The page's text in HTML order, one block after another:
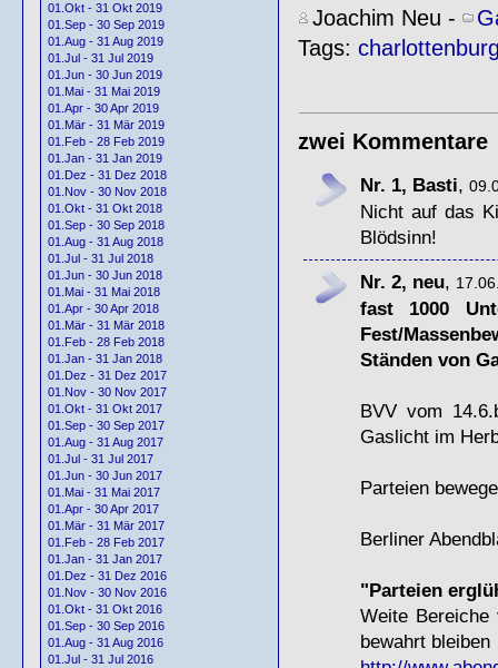
01.Okt - 31 Okt 2019
01.Sep - 30 Sep 2019
01.Aug - 31 Aug 2019
01.Jul - 31 Jul 2019
01.Jun - 30 Jun 2019
01.Mai - 31 Mai 2019
01.Apr - 30 Apr 2019
01.Mär - 31 Mär 2019
01.Feb - 28 Feb 2019
01.Jan - 31 Jan 2019
01.Dez - 31 Dez 2018
01.Nov - 30 Nov 2018
01.Okt - 31 Okt 2018
01.Sep - 30 Sep 2018
01.Aug - 31 Aug 2018
01.Jul - 31 Jul 2018
01.Jun - 30 Jun 2018
01.Mai - 31 Mai 2018
01.Apr - 30 Apr 2018
01.Mär - 31 Mär 2018
01.Feb - 28 Feb 2018
01.Jan - 31 Jan 2018
01.Dez - 31 Dez 2017
01.Nov - 30 Nov 2017
01.Okt - 31 Okt 2017
01.Sep - 30 Sep 2017
01.Aug - 31 Aug 2017
01.Jul - 31 Jul 2017
01.Jun - 30 Jun 2017
01.Mai - 31 Mai 2017
01.Apr - 30 Apr 2017
01.Mär - 31 Mär 2017
01.Feb - 28 Feb 2017
01.Jan - 31 Jan 2017
01.Dez - 31 Dez 2016
01.Nov - 30 Nov 2016
01.Okt - 31 Okt 2016
01.Sep - 30 Sep 2016
01.Aug - 31 Aug 2016
01.Jul - 31 Jul 2016
Joachim Neu -
Tags:
zwei Kommentare
Nr. 1, Basti,
Nicht auf das
Blödsinn!
Nr. 2, neu,
fast 1000
Fest/
Ständen von
BVVvom
Gaslicht im
Parteien
Berliner
"Parteien
Weite Bereiche
bewahrt bleiben